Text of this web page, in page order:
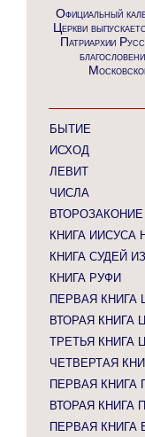
Официальный
Церкви
Патриархии
БЫТИЕ
ИСХОД
ЛЕВИТ
ЧИСЛА
ВТОРОЗАКОНИЕ
КНИГА ИИСУСА
КНИГА СУДЕЙ
КНИГА РУФИ
ПЕРВАЯ КНИГА
ВТОРАЯ КНИГА
ТРЕТЬЯ КНИГА
ЧЕТВЕРТАЯ
ПЕРВАЯ КНИГА
ВТОРАЯ КНИГА
ПЕРВАЯ КНИГА